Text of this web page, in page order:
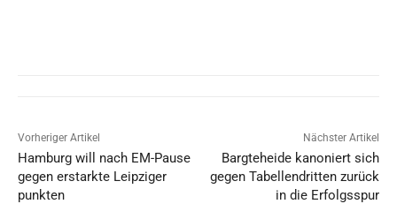
Vorheriger Artikel
Hamburg will nach EM-Pause
gegen erstarkte Leipziger
punkten
Nächster Artikel
Bargteheide kanoniert sich
gegen Tabellendritten zurück
in die Erfolgsspur